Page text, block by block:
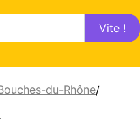
Vite !
du-Rhône/